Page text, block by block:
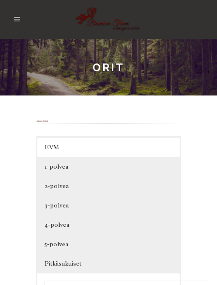
ORIT
EVM
1-polvea
2-polvea
3-polvea
4-polvea
5-polvea
Pitkäsukuiset